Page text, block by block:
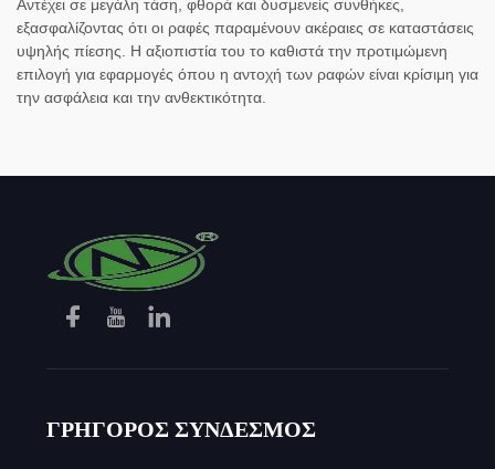
Αντέχει σε μεγάλη τάση, φθορά και δυσμενείς συνθήκες,
εξασφαλίζοντας ότι οι ραφές παραμένουν ακέραιες σε καταστάσεις
υψηλής πίεσης. Η αξιοπιστία του το καθιστά την προτιμώμενη
επιλογή για εφαρμογές όπου η αντοχή των ραφών είναι κρίσιμη για
την ασφάλεια και την ανθεκτικότητα.
ΓΡΗΓΟΡΟΣ ΣΥΝΔΕΣΜΟΣ